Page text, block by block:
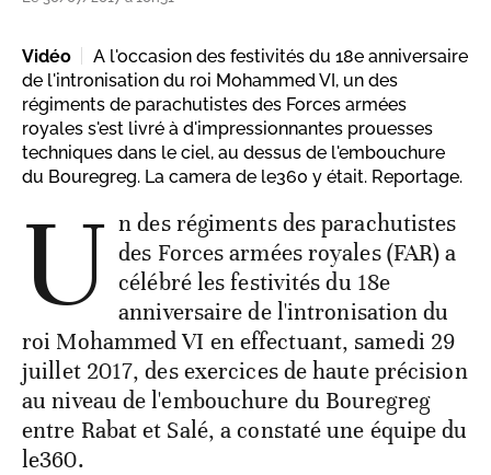
Vidéo
A l'occasion des festivités du 18e anniversaire
de l'intronisation du roi Mohammed VI, un des
régiments de parachutistes des Forces armées
royales s'est livré à d'impressionnantes prouesses
techniques dans le ciel, au dessus de l'embouchure
du Bouregreg. La camera de le360 y était. Reportage.
U n des régiments des parachutistes
des Forces armées royales (FAR) a
célébré les festivités du 18e
anniversaire de l'intronisation du
roi Mohammed VI en effectuant, samedi 29
juillet 2017, des exercices de haute précision
au niveau de l'embouchure du Bouregreg
entre Rabat et Salé, a constaté une équipe du
le360.